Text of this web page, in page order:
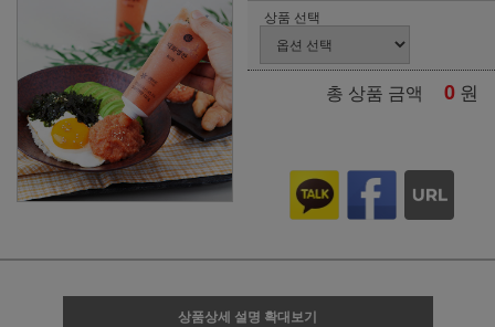
상품 선택
총 상품 금액 0 원
상품상세 설명 확대보기